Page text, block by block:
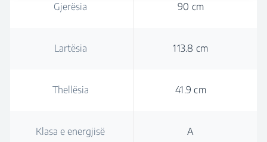
Gjerësia 90 cm
Lartësia 113.8 cm
Thellësia 41.9 cm
Klasa e energjisë A